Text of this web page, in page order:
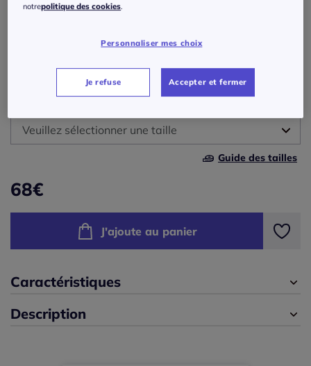
D
Veuillez sélectionner une taille
épuisé
105 -En stock
Guide des tailles
68€
J'ajoute au panier
Caractéristiques
Description
notrepolitique des cookies.
Personnaliser mes choix
Je refuse Accepter et fermer